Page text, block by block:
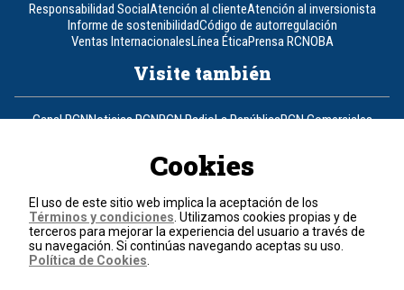
Responsabilidad SocialAtención al clienteAtención al inversionista
Informe de sostenibilidadCódigo de autorregulación
Ventas InternacionalesLínea ÉticaPrensa RCNOBA
Visite también
Canal RCNNoticias RCNRCN RadioLa RepúblicaRCN Comerciales
Un producto de RCN Televisión
Contáctenos
Teléfono+57 (601) 426 92 92
Cookies
El uso de este sitio web implica la aceptación de los
Términos y condiciones . Utilizamos cookies propias y de
terceros para mejorar la experiencia del usuario a través de
su navegación. Si continúas navegando aceptas su uso.
Política de Cookies